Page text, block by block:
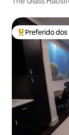
Entre os
Preferido